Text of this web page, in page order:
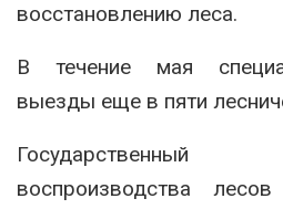
восстановлению леса.
В течение мая
выезды еще в пяти
воспроизводства